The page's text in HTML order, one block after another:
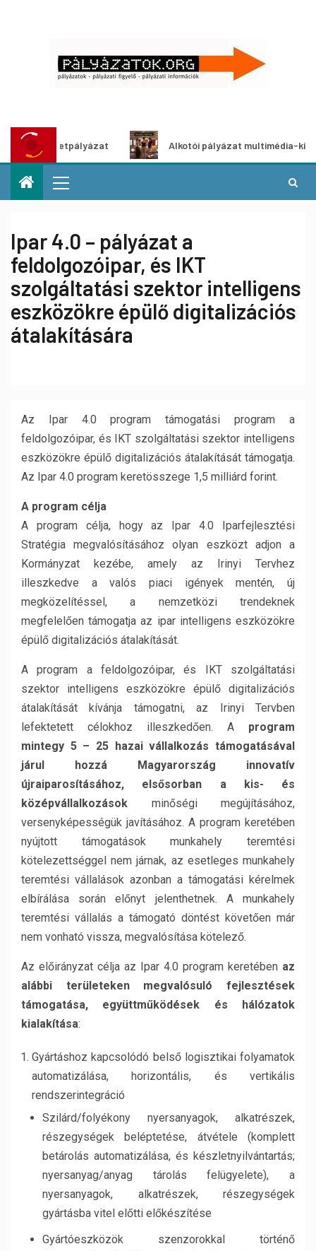
ötletpályázat Alkotói pályázat multimédia-kiállításhoz
Ipar 4.0 – pályázat a
feldolgozóipar, és IKT
szolgáltatási szektor intelligens
eszközökre épülő digitalizációs
átalakítására
Az Ipar 4.0 program támogatási program a
feldolgozóipar, és IKT szolgáltatási szektor intelligens
eszközökre épülő digitalizációs átalakítását támogatja.
Az Ipar 4.0 program keretösszege 1,5 milliárd forint.
A program célja
A program célja, hogy az Ipar 4.0 Iparfejlesztési
Stratégia megvalósításához olyan eszközt adjon a
Kormányzat kezébe, amely az Irinyi Tervhez
illeszkedve a valós piaci igények mentén, új
megközelítéssel, a nemzetközi trendeknek
megfelelően támogatja az ipar intelligens eszközökre
épülő digitalizációs átalakítását.
A program a feldolgozóipar, és IKT szolgáltatási
szektor intelligens eszközökre épülő digitalizációs
átalakítását kívánja támogatni, az Irinyi Tervben
lefektetett célokhoz illeszkedően. A program
mintegy 5 – 25 hazai vállalkozás támogatásával
járul hozzá Magyarország innovatív
újraiparosításához, elsősorban a kis- és
középvállalkozások minőségi megújításához,
versenyképességük javításához. A program keretében
nyújtott támogatások munkahely teremtési
kötelezettséggel nem járnak, az esetleges munkahely
teremtési vállalások azonban a támogatási kérelmek
elbírálása során előnyt jelenthetnek. A munkahely
teremtési vállalás a támogató döntést követően már
nem vonható vissza, megvalósítása kötelező.
Az előirányzat célja az Ipar 4.0 program keretében az
alábbi területeken megvalósuló fejlesztések
támogatása, együttműködések és hálózatok
kialakítása:
Gyártáshoz kapcsolódó belső logisztikai folyamatok
automatizálása, horizontális, és vertikális
rendszerintegráció
Szilárd/folyékony nyersanyagok, alkatrészek,
részegységek beléptetése, átvétele (komplett
betárolás automatizálása, és készletnyilvántartás;
nyersanyag/anyag tárolás felügyelete), a
nyersanyagok, alkatrészek, részegységek
gyártásba vitel előtti előkészítése
Gyártóeszközök szenzorokkal történő